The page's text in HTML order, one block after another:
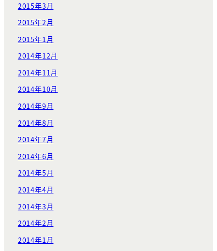
2015年3月
2015年2月
2015年1月
2014年12月
2014年11月
2014年10月
2014年9月
2014年8月
2014年7月
2014年6月
2014年5月
2014年4月
2014年3月
2014年2月
2014年1月